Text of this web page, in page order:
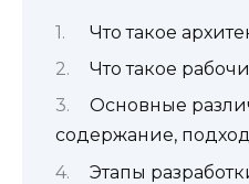
Что такое
Что такое
Основные
содержание, подход
Этапы